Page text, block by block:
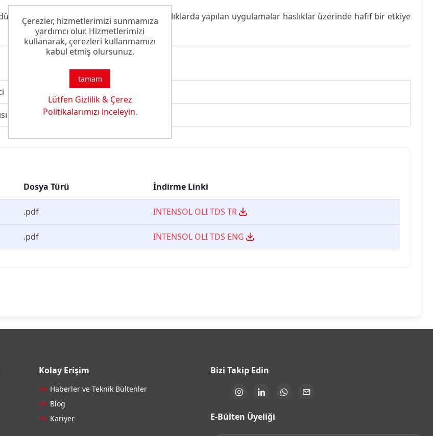
ard işlemde 80 °C’nin üzerindeki sıcaklıklarda yapılan uygulamalar haslıklar üzerinde hafif bir etkiye
Dosya Türü İndirme Linki
.pdf INTENSOL OLI TDS TR
.pdf INTENSOL OLI TDS ENG
Kolay Erişim
Haberler ve Teknik Bültenler
Blog
Kariyer
Bizi Takip Edin
E-Bülten Üyeliği
Çerezler, hizmetlerimizi sunmamıza
yardımcı olur. Hizmetlerimizi
kullanarak, çerezleri kullanmamızı
kabul etmiş olursunuz.
tamam
Lütfen Gizlilik & Çerez
Politikalarımızı inceleyin.